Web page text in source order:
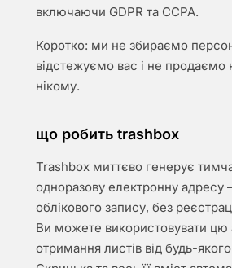
включаючи GDPR та CCPA.
Коротко: ми не збираємо
відстежуємо вас і не продаємо
нікому.
що робить trashbox
Trashbox миттєво генерує
одноразову електронну адресу
облікового запису, без
Ви можете використовувати цю
отримання листів від будь-